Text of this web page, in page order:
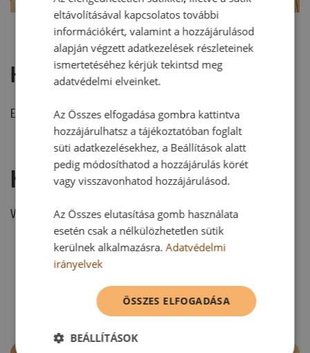
Hozzászólások
Ehhez a recepthez még nem érkezett hozzászólás.
Hozzászólás írása
Vélemény írásához, kérjük,jelentkezz be!
RECEPTAJÁNLÓ
eltávolításával kapcsolatos további
információkért, valamint a hozzájárulásod
alapján végzett adatkezelések részleteinek
ismertetéséhez kérjük tekintsd meg
adatvédelmi elveinket.
Az Összes elfogadása gombra kattintva
hozzájárulhatsz a tájékoztatóban foglalt
süti adatkezelésekhez, a Beállítások alatt
pedig módosíthatod a hozzájárulás körét
vagy visszavonhatod hozzájárulásod.
Az Összes elutasítása gomb használata
esetén csak a nélkülözhetetlen sütik
kerülnek alkalmazásra.Adatvédelmi
irányelvek
ÖSSZES ELFOGADÁSA
BEÁLLÍTÁSOK